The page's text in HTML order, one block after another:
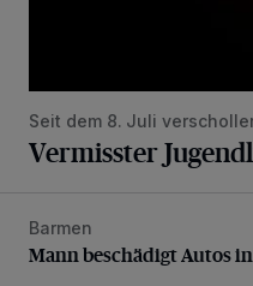
Seit dem 8. Juli
Vermisster
Mann beschädigt Autos in
Barmen
Mann beschädigt Autos